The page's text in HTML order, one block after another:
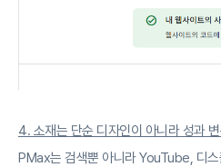
4. 소재는 단순 디자인이 아니라 성과
PMax는 검색뿐 아니라 YouTube, 디